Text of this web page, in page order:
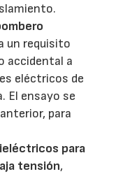
un requisito
accidental a
eléctricos de
El ensayo se
para
para
tensión,